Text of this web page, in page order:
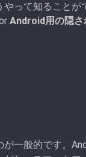
って知ることが
Android用の隠さ
一般的です。